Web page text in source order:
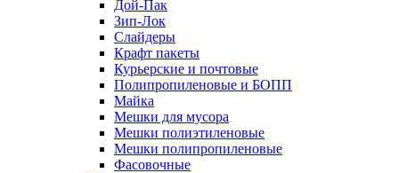
Дой-Пак
Зип-Лок
Слайдеры
Крафт пакеты
Курьерские и почтовые
Полипропиленовые и БОПП
Майка
Мешки для мусора
Мешки полиэтиленовые
Мешки полипропиленовые
Фасовочные